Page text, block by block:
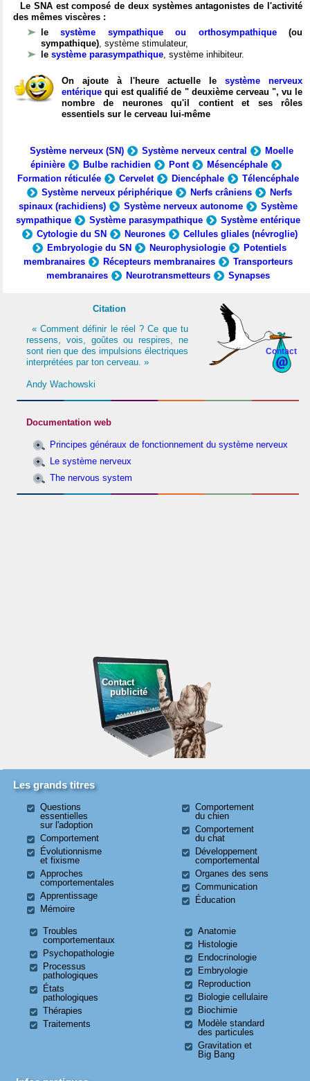
Le SNA est composé de deux systèmes antagonistes de l'activité
des mêmes viscères :
lesystème sympathique ou orthosympathique(ou
sympathique), système stimulateur,
le système parasympathique, système inhibiteur.
On ajoute à l'heure actuelle le système nerveux
entérique qui est qualifié de " deuxième cerveau ", vu le
nombre de neurones qu'il contient et ses rôles
essentiels sur le cerveau lui-même
Système nerveux (SN) Système nerveux central
Moelle
épinière
Bulbe rachidien Pont
Mésencéphale
Formation réticulée
Cervelet Diencéphale
Télencéphale
Système nerveux périphérique
Nerfs crâniens
Nerfs
spinaux (rachidiens)
Système nerveux autonome
Système
sympathique
Système parasympathique
Système entérique
Cytologie du SN
Neurones
Cellules gliales (névroglie)
Embryologie du SN
Neurophysiologie
Potentiels
membranaires
Récepteurs membranaires
Transporteurs
membranaires
Neurotransmetteurs Synapses
Contact
Citation
« Comment définir le réel ? Ce que tu
ressens, vois, goûtes ou respires, ne
sont rien que des impulsions électriques
interprétées par ton cerveau. »
Andy Wachowski
Documentation web
Principes généraux de fonctionnement du système nerveux
Le système nerveux
The nervous system
Contact
publicité
Les grands titres
Questions
essentielles
sur l'adoption
Comportement
Évolutionnisme
et fixisme
Approches
comportementales
Apprentissage
Mémoire
Comportement
du chien
Comportement
du chat
Développement
comportemental
Organes des sens
Communication
Éducation
Troubles
comportementaux
Psychopathologie
Processus
pathologiques
États
pathologiques
Thérapies
Traitements
Anatomie
Histologie
Endocrinologie
Embryologie
Reproduction
Biologie cellulaire
Biochimie
Modèle standard
des particules
Gravitation et
Big Bang